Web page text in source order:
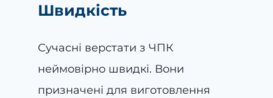
Швидкість
Сучасні верстати з ЧПК
неймовірно швидкі. Вони
призначені для виготовлення